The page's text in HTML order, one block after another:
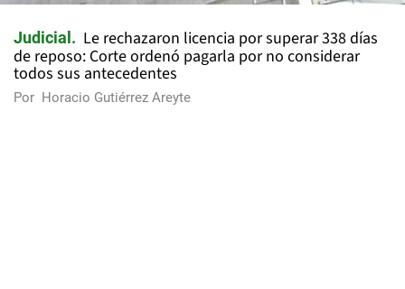
Judicial
Le rechazaron licencia por superar 338 días
de reposo: Corte ordenó pagarla por no considerar
todos sus antecedentes
Por Horacio Gutiérrez Areyte